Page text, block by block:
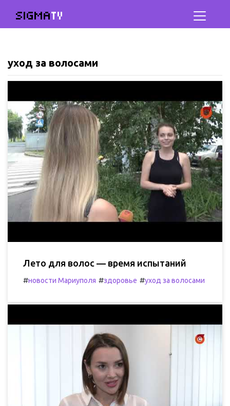
SIGMATV
уход за волосами
Лето для волос — время испытаний
#новости Мариуполя #здоровье #уход за волосами